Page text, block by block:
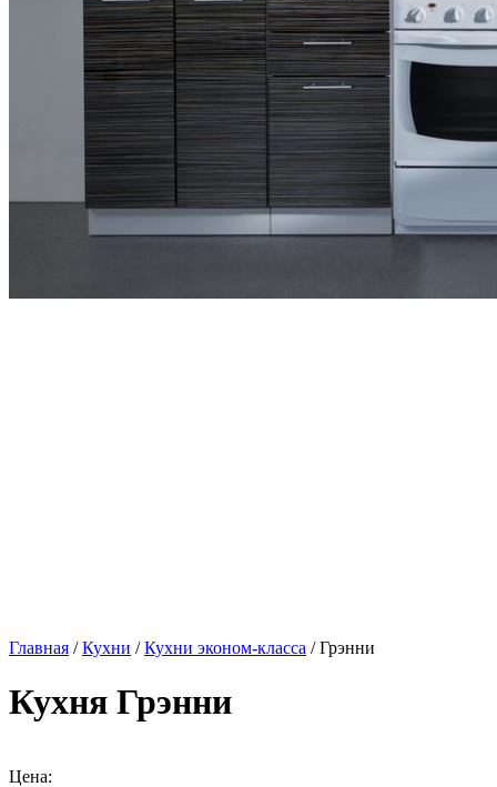
Главная /Кухни /Кухни эконом-класса / Грэнни
Кухня Грэнни
Цена: